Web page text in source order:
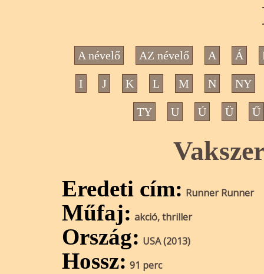
A névelő AZ névelő A Á
I J K L M N NY
TY U Ú Ü Ű
Eredeti cím: Runner Runner
Műfaj: akció, thriller
Ország: USA (2013)
Hossz: 91 perc